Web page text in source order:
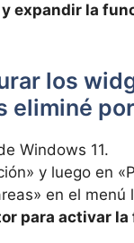
expandir la
los
eliminé
Windows 11.
y luego en
⁤en ‌el
para activar